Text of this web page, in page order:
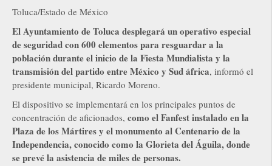
Toluca/Estado de México
El Ayuntamiento de Toluca desplegará un operativo especial
de seguridad con 600 elementos para resguardar a la
población durante el inicio de la Fiesta Mundialista y la
transmisión del partido entre México y Sud áfrica, informó el
presidente municipal, Ricardo Moreno.
El dispositivo se implementará en los principales puntos de
concentración de aficionados, como el Fanfest instalado en la
Plaza de los Mártires y el monumento al Centenario de la
Independencia, conocido como la Glorieta del Águila, donde
se prevé la asistencia de miles de personas.